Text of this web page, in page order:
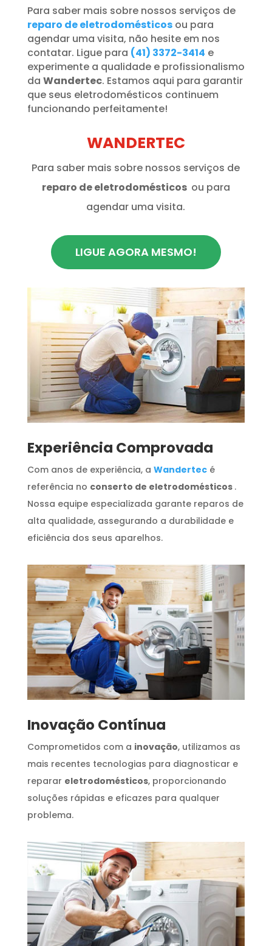
Para saber mais sobre nossos serviços de
reparo de eletrodomésticos ou para
agendar uma visita, não hesite em nos
contatar. Ligue para (41) 3372-3414 e
experimente a qualidade e profissionalismo
da Wandertec. Estamos aqui para garantir
que seus eletrodomésticos continuem
funcionando perfeitamente!
WANDERTEC
Para saber mais sobre nossos serviços de
reparo de eletrodomésticos ou para
agendar uma visita.
LIGUE AGORA MESMO!
​Experiência Comprovada
Com anos de experiência, a Wandertecé
referência no conserto de eletrodomésticos .
Nossa equipe especializada garante reparos de
alta qualidade, assegurando a durabilidade e
eficiência dos seus aparelhos.
Inovação Contínua
Comprometidos com a inovação, utilizamos as
mais recentes tecnologias para diagnosticar e
reparar eletrodomésticos, proporcionando
soluções rápidas e eficazes para qualquer
problema.